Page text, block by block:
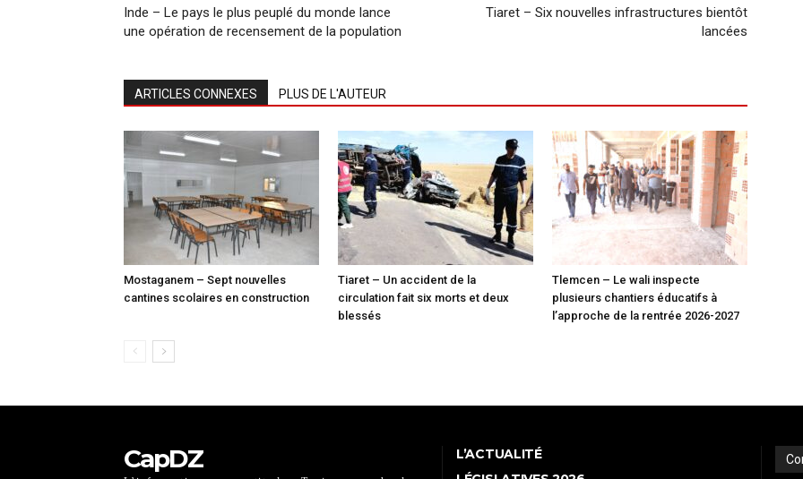
Inde – Le pays le plus peuplé du monde lance
une opération de recensement de la population
Tiaret – Six nouvelles infrastructures bientôt
lancées
ARTICLES CONNEXES PLUS DE L'AUTEUR
Mostaganem – Sept nouvelles
cantines scolaires en construction
Tiaret – Un accident de la
circulation fait six morts et deux
blessés
Tlemcen – Le wali inspecte
plusieurs chantiers éducatifs à
l’approche de la rentrée 2026-2027
CapDZ
L’ACTUALITÉ